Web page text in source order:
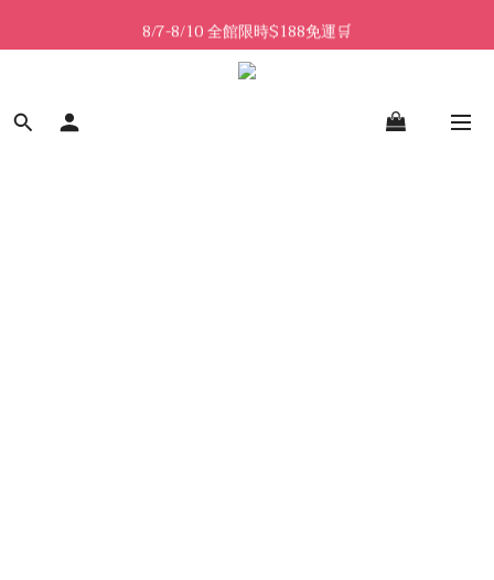
8/7-8/10 全館限時$188免運🛒
8/7-8/10 全館限時$188免運🛒
🔥8/7-8/10 滿$588立減$88🔥